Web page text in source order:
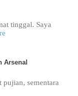
tinggal. Saya
Arsenal
sementara